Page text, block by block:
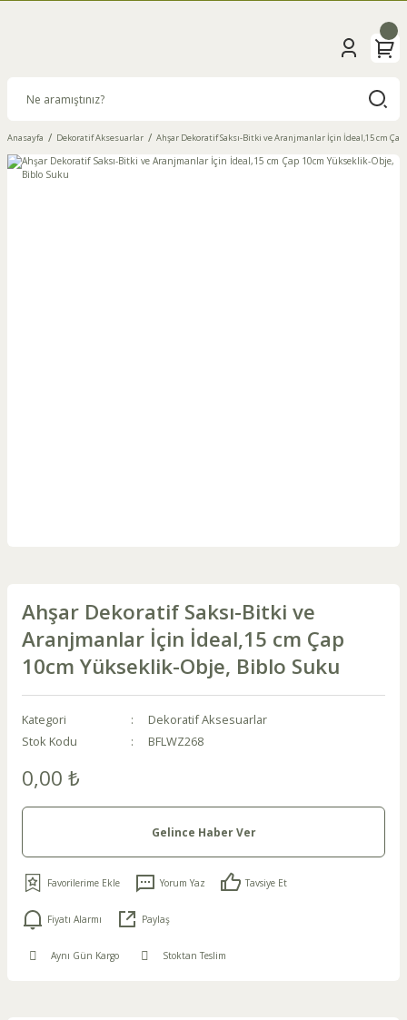
Anasayfa Dekoratif Aksesuarlar Ahşar Dekoratif Saksı-Bitki ve Aranjmanlar İçin İdeal,15 cm
Ahşar Dekoratif Saksı-Bitki ve
Aranjmanlar İçin İdeal,15 cm Çap
10cm Yükseklik-Obje, Biblo Suku
Kategori
Dekoratif Aksesuarlar
Stok Kodu
BFLWZ268
0,00 ₺
Gelince Haber Ver
Yorum Yaz Tavsiye Et
Fiyatı Alarmı Paylaş
Aynı Gün Kargo Stoktan Teslim